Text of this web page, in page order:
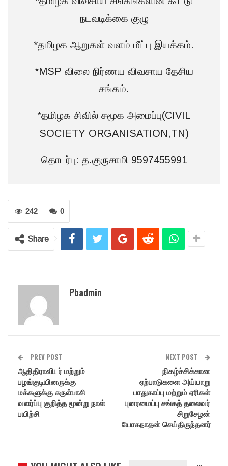
நடவடிக்கை குழு
*தமிழக ஆறுகள் வளம் மீட்பு இயக்கம்.
*MSP விலை நிர்ணய விவசாய தேசிய
சங்கம்.
*தமிழக சிவில் சமூக அமைப்பு(CIVIL
SOCIETY ORGANISATION,TN)
தொடர்பு: த.குருசாமி 9597455991
0
242
Share
Pbadmin
PREV POST
ஆதிதிராவிடர் மற்றும்
பழங்குடியினருக்கு
மக்களுக்கு சுருள்பாசி
வளர்ப்பு குறித்த மூன்று நாள்
பயிற்சி
NEXT POST
நிகழ்ச்சிக்கான
ஏற்பாடுகளை அய்யாறு
பாதுகாப்பு மற்றும் ஏரிகள்
புனரமைப்பு சங்கத் தலைவர்
சிறுசேழன்
யோகநாதன் செய்திருந்தனர்